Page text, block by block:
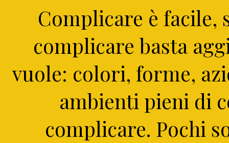
Complicare è facile,
complicare basta
vuole: colori, forme,
ambienti pieni di
complicare. Pochi